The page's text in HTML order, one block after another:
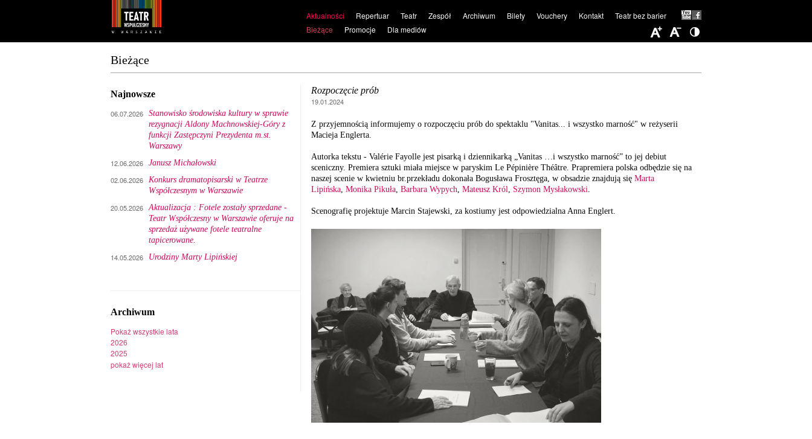
Aktualności
Bieżące
Promocje Dla mediów
Repertuar Teatr Zespół Archiwum Bilety Vouchery Kontakt Teatr bez barier
Bieżące
Najnowsze
06.07.2026 Stanowisko środowiska kultury w sprawie
rezygnacji Aldony Machnowskiej-Góry z
funkcji Zastępczyni Prezydenta m.st.
Warszawy
12.06.2026 Janusz Michałowski
02.06.2026 Konkurs dramatopisarski w Teatrze
Współczesnym w Warszawie
20.05.2026 Aktualizacja : Fotele zostały sprzedane -
Teatr Współczesny w Warszawie oferuje na
sprzedaż używane fotele teatralne
tapicerowane.
14.05.2026 Urodziny Marty Lipińskiej
Archiwum
Pokaż wszystkie lata
2026
2025
pokaż więcej lat
Rozpoczęcie prób
19.01.2024
Z przyjemnością informujemy o rozpoczęciu prób do spektaklu "Vanitas... i wszystko marność" w reżyserii
Macieja Englerta.
Autorka tekstu - Valérie Fayolle jest pisarką i dziennikarką „Vanitas …i wszystko marność” to jej debiut
sceniczny. Premiera sztuki miała miejsce w paryskim Le Pépinière Théâtre. Prapremiera polska odbędzie się na
naszej scenie w kwietniu br.przekładu dokonała Bogusława Frosztęga, w obsadzie znajdują się Marta
Lipińska, Monika Pikuła, Barbara Wypych, Mateusz Król, Szymon Mysłakowski.
Scenografię projektuje Marcin Stajewski, za kostiumy jest odpowiedzialna Anna Englert.